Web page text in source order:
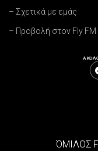
– Σχετικά με εμάς
– Προβολή στον Fly
ΌΜΙΛΟΣ